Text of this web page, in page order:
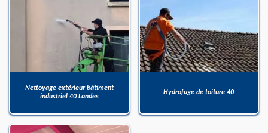
Nettoyage extérieur bâtiment
industriel 40 Landes
Hydrofuge de toiture 40